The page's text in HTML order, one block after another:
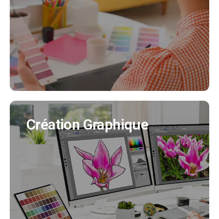
en cohérence avec tous vos supports de
communication. (Création charte graphique,
logo, déclinaisons..)
EN SAVOIR PLUS
Création Graphique
Création Graphique
Nous créons tous vos supports de
communication (flyer, affiche, brochure produit,
bulletin municipal, mascotte..)
EN SAVOIR PLUS